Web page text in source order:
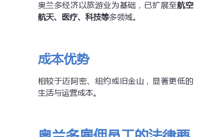
奥兰多经济以旅游业为基础，已扩展至航空
航天、医疗、科技等多领域。
成本优势
相较于迈阿密、纽约或旧金山，显著更低的
生活与运营成本。